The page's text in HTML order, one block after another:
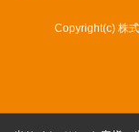
Copyright(c) 株